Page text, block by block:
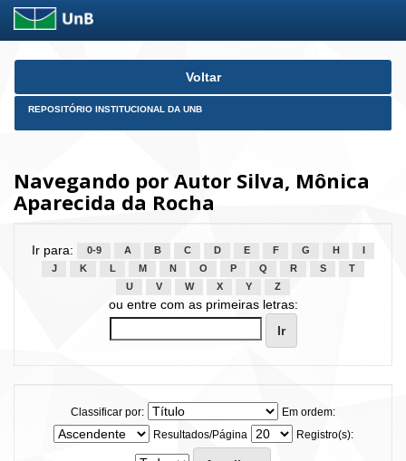
Skip
Voltar
REPOSITÓRIO INSTITUCIONAL DA UNB
Navegando por Autor Silva, Mônica
Aparecida da Rocha
Ir para: 0-9 A B C D E F G H
J
K L M N O P Q R S
T
U
V W X Y Z
ou entre com as primeiras letras:
Classificar por:
Em ordem:
Resultados/Página
Registro(s):